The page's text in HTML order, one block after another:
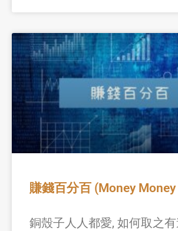
賺錢百分百 (Money
銅殼子人人都愛, 如何取之